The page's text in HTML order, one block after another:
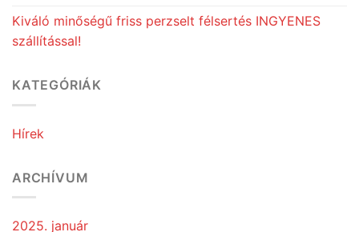
Kiváló minőségű friss perzselt félsertés INGYENES
szállítással!
KATEGÓRIÁK
Hírek
ARCHÍVUM
2025. január